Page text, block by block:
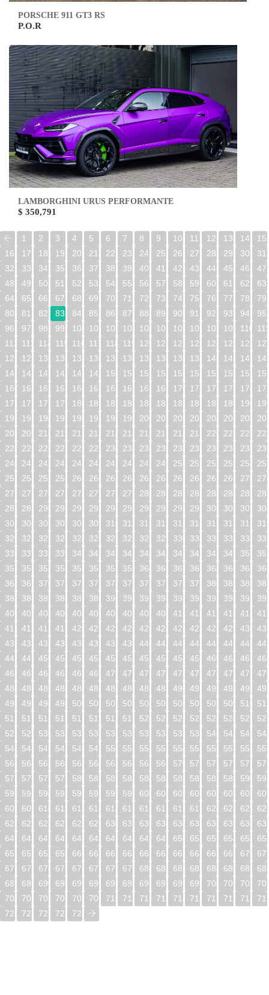
PORSCHE 911 GT3 RS
P.O.R
LAMBORGHINI URUS PERFORMANTE
$ 350,791
1 2 3 4 5 6 7 8 9 10 11 12 13 14
15
16
17 18 19 20 21 22 23 24 25 26 27 28 29 30
31
32
33 34 35 36 37 38 39 40 41 42 43 44 45 46
47
48
49 50 51 52 53 54 55 56 57 58 59 60 61 62
63
64
65 66 67 68 69 70 71 72 73 74 75 76 77 78
79
80
81 82 83 84 85 86 87 88 89 90 91 92 93 94
95
96
97 98 99 100 101 102 103 104 105 106 107 108 109 110
112
113 114 115 116 117 118 119 120 121 122 123 124 125 126
128
129 130 131 132 133 134 135 136 137 138 139 140 141 142
144
145 146 147 148 149 150 151 152 153 154 155 156 157 158
160
161 162 163 164 165 166 167 168 169 170 171 172 173 174
176
177 178 179 180 181 182 183 184 185 186 187 188 189 190
192
193 194 195 196 197 198 199 200 201 202 203 204 205 206
208
209 210 211 212 213 214 215 216 217 218 219 220 221 222
224
225 226 227 228 229 230 231 232 233 234 235 236 237 238
240
241 242 243 244 245 246 247 248 249 250 251 252 253 254
256
257 258 259 260 261 262 263 264 265 266 267 268 269 270
272
273 274 275 276 277 278 279 280 281 282 283 284 285 286
288
289 290 291 292 293 294 295 296 297 298 299 300 301 302
304
305 306 307 308 309 310 311 312 313 314 315 316 317 318
320
321 322 323 324 325 326 327 328 329 330 331 332 333 334
336
337 338 339 340 341 342 343 344 345 346 347 348 349 350
352
353 354 355 356 357 358 359 360 361 362 363 364 365 366
368
369 370 371 372 373 374 375 376 377 378 379 380 381 382
384
385 386 387 388 389 390 391 392 393 394 395 396 397 398
400
401 402 403 404 405 406 407 408 409 410 411 412 413 414
416
417 418 419 420 421 422 423 424 425 426 427 428 429 430
432
433 434 435 436 437 438 439 440 441 442 443 444 445 446
448
449 450 451 452 453 454 455 456 457 458 459 460 461 462
464
465 466 467 468 469 470 471 472 473 474 475 476 477 478
480
481 482 483 484 485 486 487 488 489 490 491 492 493 494
496
497 498 499 500 501 502 503 504 505 506 507 508 509 510
512
513 514 515 516 517 518 519 520 521 522 523 524 525 526
528
529 530 531 532 533 534 535 536 537 538 539 540 541 542
544
545 546 547 548 549 550 551 552 553 554 555 556 557 558
560
561 562 563 564 565 566 567 568 569 570 571 572 573 574
576
577 578 579 580 581 582 583 584 585 586 587 588 589 590
592
593 594 595 596 597 598 599 600 601 602 603 604 605 606
608
609 610 611 612 613 614 615 616 617 618 619 620 621 622
624
625 626 627 628 629 630 631 632 633 634 635 636 637 638
640
641 642 643 644 645 646 647 648 649 650 651 652 653 654
656
657 658 659 660 661 662 663 664 665 666 667 668 669 670
672
673 674 675 676 677 678 679 680 681 682 683 684 685 686
688
689 690 691 692 693 694 695 696 697 698 699 700 701 702
704
705 706 707 708 709 710 711 712 713 714 715 716 717 718
720
721 722 723 724